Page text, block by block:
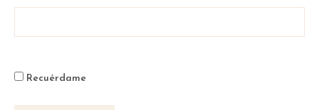
Recuérdame